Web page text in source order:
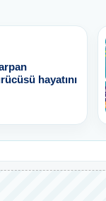
hayatını